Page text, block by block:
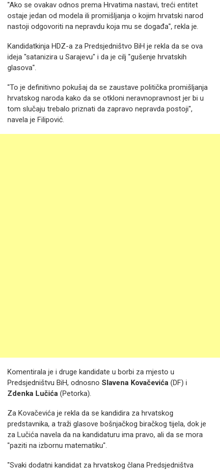
"Ako se ovakav odnos prema Hrvatima nastavi, treći entitet
ostaje jedan od modela ili promišljanja o kojim hrvatski narod
nastoji odgovoriti na nepravdu koja mu se događa", rekla je.
Kandidatkinja HDZ-a za Predsjedništvo BiH je rekla da se ova
ideja "satanizira u Sarajevu" i da je cilj "gušenje hrvatskih
glasova".
"To je definitivno pokušaj da se zaustave politička promišljanja
hrvatskog naroda kako da se otkloni neravnopravnost jer bi u
tom slučaju trebalo priznati da zapravo nepravda postoji",
navela je Filipović.
Komentirala je i druge kandidate u borbi za mjesto u
Predsjedništvu BiH, odnosno Slavena Kovačevića (DF) i
Zdenka Lučića (Petorka).
Za Kovačevića je rekla da se kandidira za hrvatskog
predstavnika, a traži glasove bošnjačkog biračkog tijela, dok je
za Lučića navela da na kandidaturu ima pravo, ali da se mora
"paziti na izbornu matematiku".
"Svaki dodatni kandidat za hrvatskog člana Predsjedništva